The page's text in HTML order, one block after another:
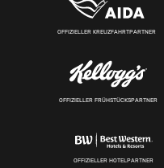
OFFIZIELLER KREUZFAHRTPARTNER
OFFIZIELLER FRÜHSTÜCKSPARTNER
OFFIZIELLER HOTELPARTNER